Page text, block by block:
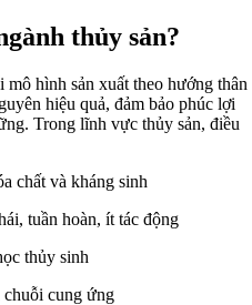
thủy sản?
hình sản xuất theo hướng thân
hiệu quả, đảm bảo phúc lợi
Trong lĩnh vực thủy sản, điều
chất và kháng sinh
tuần hoàn, ít tác động
thủy sinh
chuỗi cung ứng